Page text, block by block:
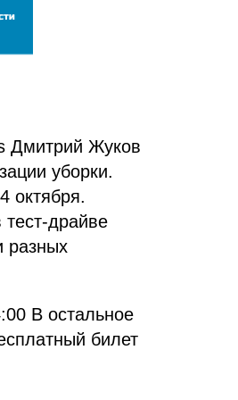
Дмитрий Жуков
уборки.
октября.
драйве
разных
В остальное
билет